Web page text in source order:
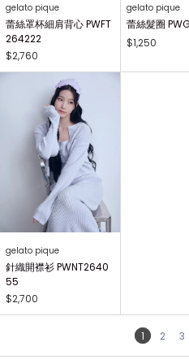
gelato pique
蕾絲罩杯細肩背心 PWFT
264222
$2,760
gelato pique
蕾絲髮圈
$1,250
gelato pique
針織開襟衫 PWNT2640
55
$2,700
1 2 3